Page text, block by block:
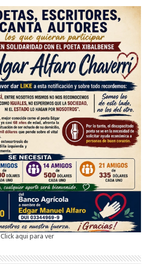
Click aqui para ver